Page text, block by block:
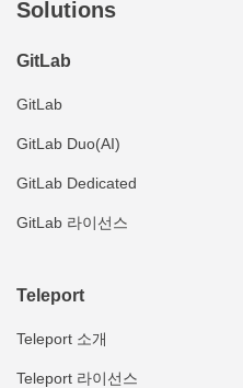
Solutions
GitLab
GitLab
GitLab Duo(AI)
GitLab Dedicated
GitLab 라이선스
Teleport
Teleport 소개
Teleport 라이선스